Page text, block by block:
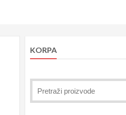
KORPA